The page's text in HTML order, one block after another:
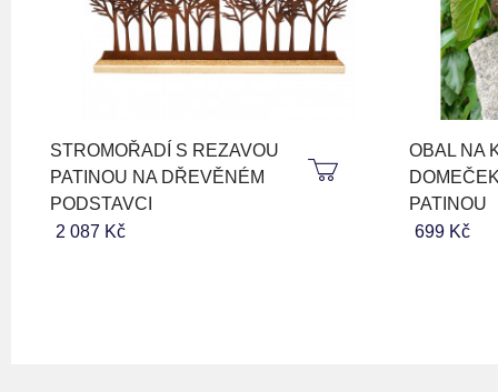
STROMOŘADÍ S REZAVOU
PATINOU NA DŘEVĚNÉM
PODSTAVCI
2 087 Kč
OBAL NA
PATINOU
699 Kč